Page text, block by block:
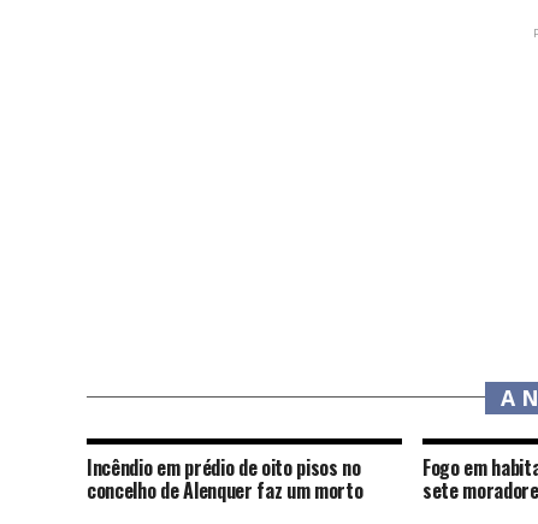
A
Incêndio em prédio de oito pisos no
concelho de Alenquer faz um morto
Fogo em
sete